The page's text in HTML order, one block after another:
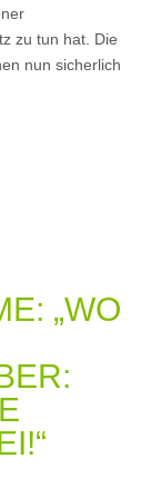
zu tun hat. Die
nun sicherlich
„WO